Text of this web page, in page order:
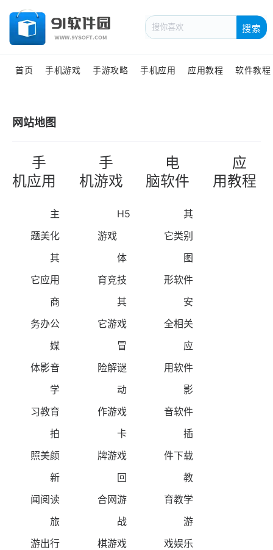
搜索
首页 手机游戏 手游攻略 手机应用 应用教程 软件教程
网站地图
手
机应用
主
题美化
其
它应用
商
务办公
媒
体影音
学
习教育
拍
照美颜
新
闻阅读
旅
游出行
手
机游戏
H5
游戏
体
育竞技
其
它游戏
冒
险解谜
动
作游戏
卡
牌游戏
回
合网游
战
棋游戏
电
脑软件
其
它类别
图
形软件
安
全相关
应
用软件
影
音软件
插
件下载
教
育教学
游
戏娱乐
应
用教程